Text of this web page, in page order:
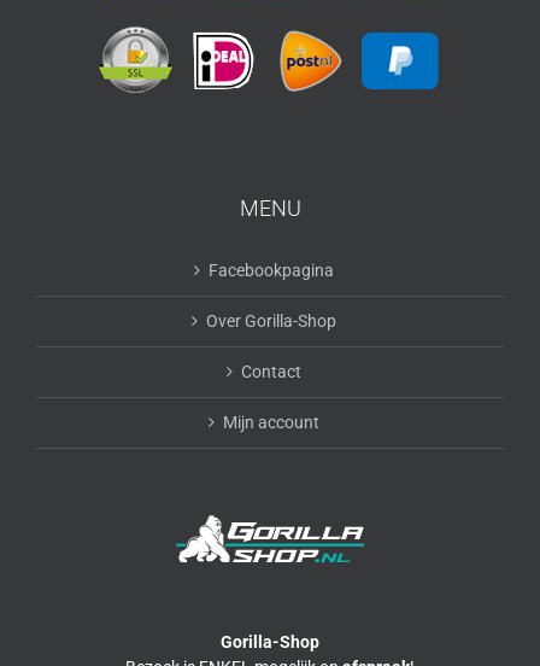
MENU
Facebookpagina
Over Gorilla-Shop
Contact
Mijn account
Gorilla-Shop